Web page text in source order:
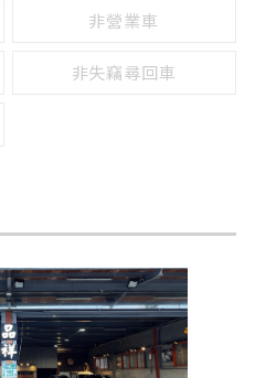
非營業車
非失竊尋回車